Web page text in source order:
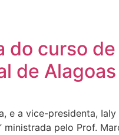
do curso de
de Alagoas
e a vice-presidenta,
pelo Prof.